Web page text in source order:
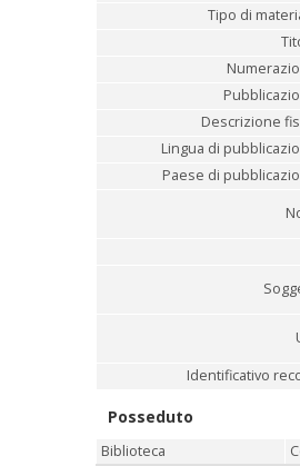
Tipo di
Descrizione
Lingua di
Paese di
Identificativo
Posseduto
Biblioteca